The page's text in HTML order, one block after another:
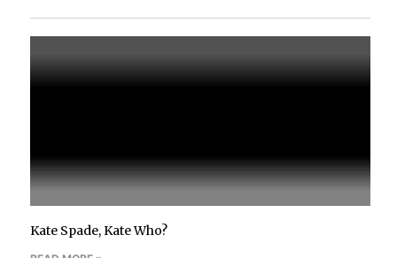
Kate Spade, Kate Who?